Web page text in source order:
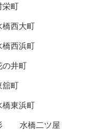
栄町
橋西大町
橋西浜町
の井町
舘町
橋東浜町
水橋二ツ屋